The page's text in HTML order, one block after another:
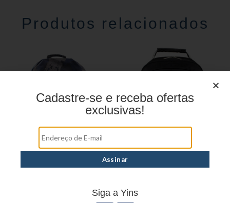
Produtos relacionados
MOCHILA EXECUTIVA
MOCHILA EXECUTIVA
Cadastre-se e receba ofertas
exclusivas!
Siga a Yins